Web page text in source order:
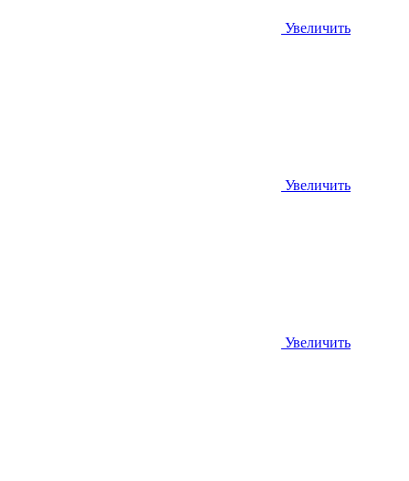
Увеличить
Увеличить
Увеличить